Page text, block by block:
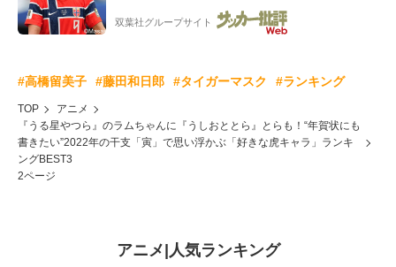
ー”映像が話題!「元気をもらった」
双葉社グループサイト
#高橋留美子 #藤田和日郎 #タイガーマスク #ランキング
TOP
アニメ
『うる星やつら』のラムちゃんに『うしおととら』とらも！“年賀状にも
書きたい”2022年の干支「寅」で思い浮かぶ「好きな虎キャラ」ランキ
ングBEST3
2ページ
アニメ 人気ランキング